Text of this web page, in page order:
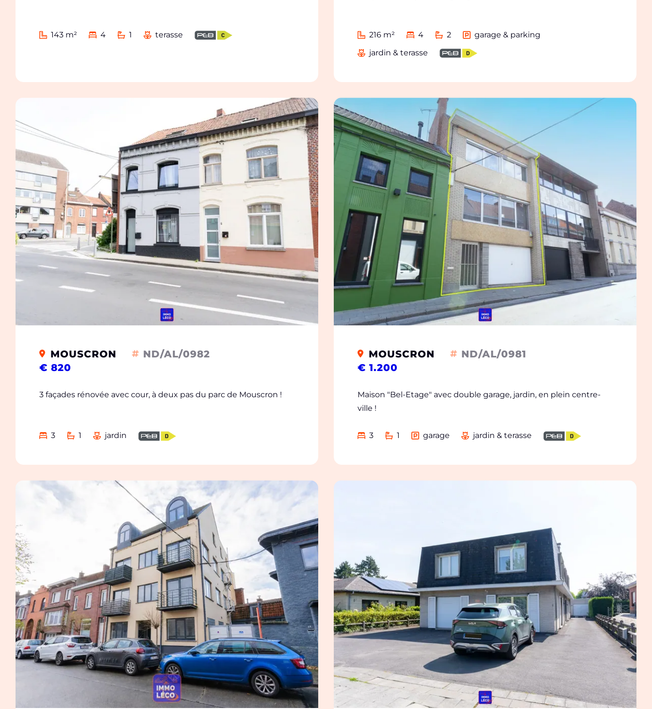
143 m² 4 1 terasse 216 m² 4 2
garage & parking
jardin & terasse
MOUSCRON
ND/AL/0982
€ 820
3 façades rénovée avec cour, à deux pas du parc de Mouscron !
3 1 jardin
MOUSCRON
ND/AL/0981
€ 1.200
Maison "Bel-Etage" avec double garage, jardin, en plein centre-
ville !
3 1 garage jardin & terasse